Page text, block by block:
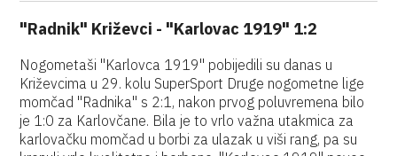
"Radnik" Križevci - "Karlovac 1919" 1:2
Nogometaši "Karlovca 1919" pobijedili su danas u
Križevcima u 29. kolu SuperSport Druge nogometne lige
momčad "Radnika" s 2:1, nakon prvog poluvremena bilo
je 1:0 za Karlovčane. Bila je to vrlo važna utakmica za
karlovačku momčad u borbi za ulazak u viši rang, pa su